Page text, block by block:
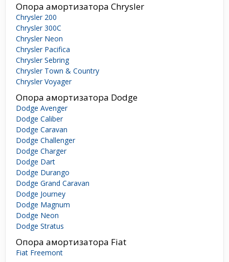
Опора амортизатора Chrysler
Chrysler 200
Chrysler 300C
Chrysler Neon
Chrysler Pacifica
Chrysler Sebring
Chrysler Town & Country
Chrysler Voyager
Опора амортизатора Dodge
Dodge Avenger
Dodge Caliber
Dodge Caravan
Dodge Challenger
Dodge Charger
Dodge Dart
Dodge Durango
Dodge Grand Caravan
Dodge Journey
Dodge Magnum
Dodge Neon
Dodge Stratus
Опора амортизатора Fiat
Fiat Freemont